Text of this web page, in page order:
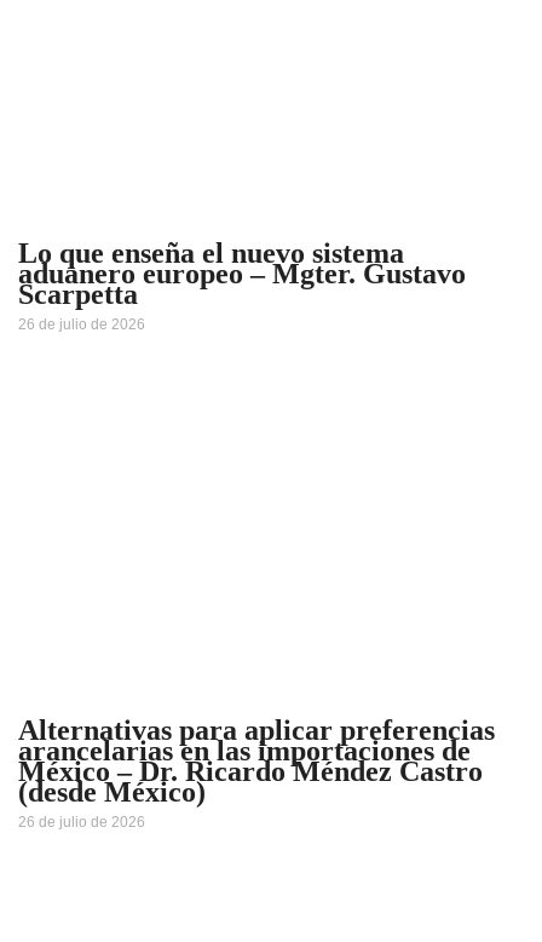
Lo que enseña el nuevo sistema
aduanero europeo – Mgter. Gustavo
Scarpetta
26 de julio de 2026
Alternativas para aplicar preferencias
arancelarias en las importaciones de
México – Dr. Ricardo Méndez Castro
(desde México)
26 de julio de 2026